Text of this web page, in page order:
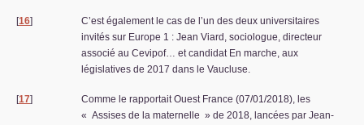
[16]
C’est également le cas de l’un des deux universitaires
invités sur Europe 1 : Jean Viard, sociologue, directeur
associé au Cevipof… et candidat En marche, aux
législatives de 2017 dans le Vaucluse.
[17]
Comme le rapportait Ouest France (07/01/2018), les
« Assises de la maternelle » de 2018, lancées par Jean-